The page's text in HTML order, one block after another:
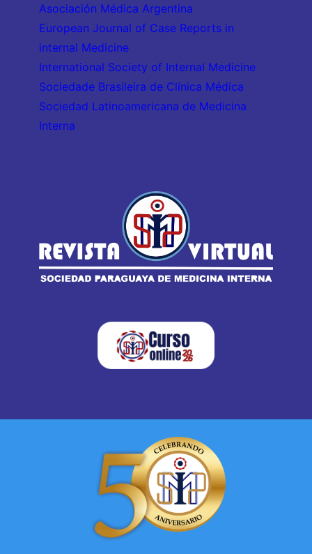
Asociación Médica Argentina
European Journal of Case Reports in
internal Medicine
International Society of Internal Medicine
Sociedade Brasileira de Clínica Médica
Sociedad Latinoamericana de Medicina
Interna